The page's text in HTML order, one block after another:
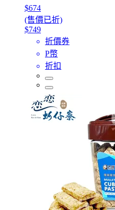
$674
(售價已折)
$749
折價券
P幣
折扣